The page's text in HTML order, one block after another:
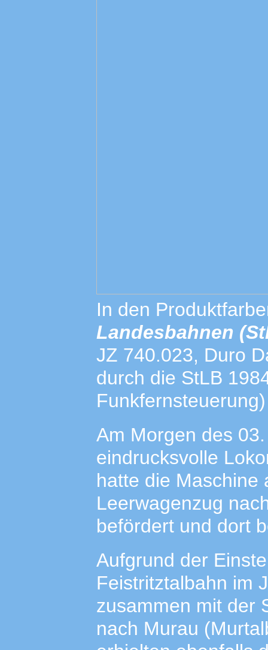
In den
Landesbahnen
JZ 740.023, Duro
durch die StLB
Am Morgen des
eindrucksvolle
hatte die Maschine
Leerwagenzug
befördert und dort
Aufgrund der
Feistritztalbahn im
zusammen mit der
nach Murau